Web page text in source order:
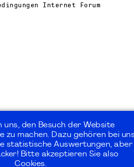
Internet Forum
uns, den Besuch der Website
zu machen. Dazu gehören bei
statistische Auswertungen, aber
Bitte akzeptieren Sie also
Cookies.